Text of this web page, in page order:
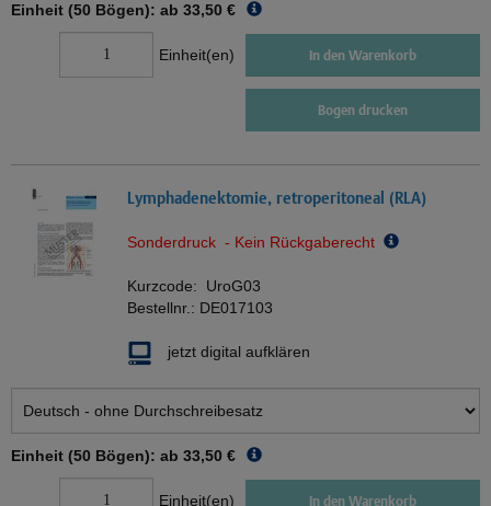
Einheit (50 Bögen): ab 33,50 €
Einheit(en) In den Warenkorb
Bogen drucken
Lymphadenektomie, retroperitoneal (RLA)
Sonderdruck - Kein Rückgaberecht
Kurzcode: UroG03
Bestellnr.: DE017103
jetzt digital aufklären
Einheit (50 Bögen): ab 33,50 €
Einheit(en) In den Warenkorb